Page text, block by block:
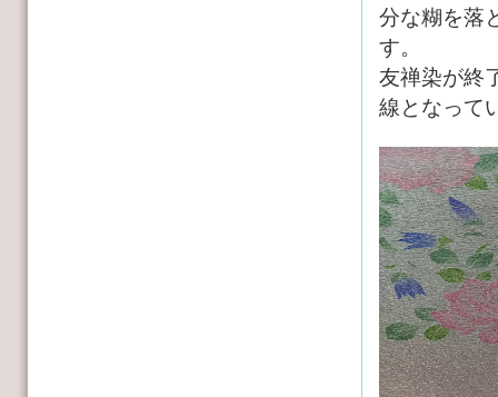
分な糊を落
す。
友禅染が終
線となって